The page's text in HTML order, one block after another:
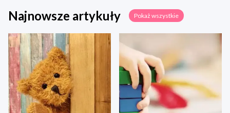
Najnowsze artykuły Pokaż wszystkie